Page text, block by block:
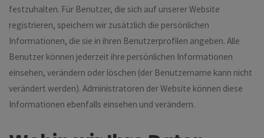
festzuhalten. Für Benutzer, die sich auf unserer Website
registrieren, speichern wir zusätzlich die persönlichen
Informationen, die sie in ihren Benutzerprofilen angeben. Alle
Benutzer können jederzeit ihre persönlichen Informationen
einsehen, verändern oder löschen (der Benutzername kann nicht
verändert werden). Administratoren der Website können diese
Informationen ebenfalls einsehen und verändern.